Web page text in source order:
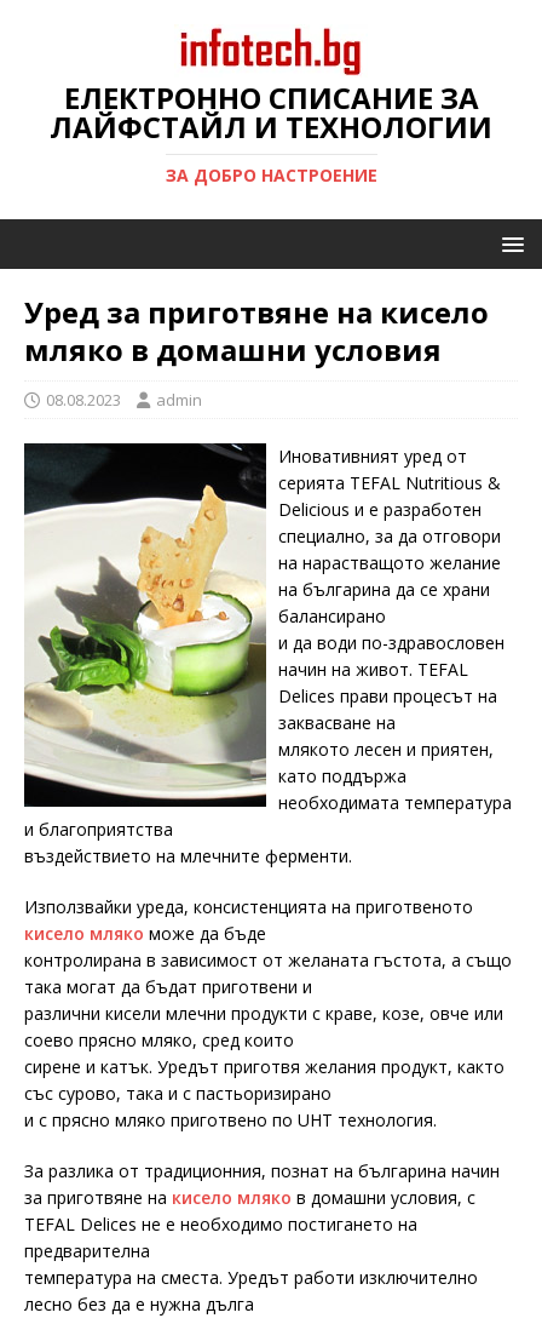
ЕЛЕКТРОННО СПИСАНИЕ ЗА
ЛАЙФСТАЙЛ И ТЕХНОЛОГИИ
ЗА ДОБРО НАСТРОЕНИЕ
Уред за приготвяне на кисело
мляко в домашни условия
08.08.2023 admin
Иновативният уред от
серията TEFAL Nutritious &
Delicious и е разработен
специално, за да отговори
на нарастващото желание
на българина да се храни
балансирано
и да води по-здравословен
начин на живот. TEFAL
Delices прави процесът на
заквасване на
млякото лесен и приятен,
като поддържа
необходимата температура
и благоприятства
въздействието на млечните ферменти.
Използвайки уреда, консистенцията на приготвеното
кисело мляко може да бъде
контролирана в зависимост от желаната гъстота, а също
така могат да бъдат приготвени и
различни кисели млечни продукти с краве, козе, овче или
соево прясно мляко, сред които
сирене и катък. Уредът приготвя желания продукт, както
със сурово, така и с пастьоризирано
и с прясно мляко приготвено по UHT технология.
За разлика от традиционния, познат на българина начин
за приготвяне на кисело мляко в домашни условия, с
TEFAL Delices не е необходимо постигането на
предварителна
температура на сместа. Уредът работи изключително
лесно без да е нужна дълга